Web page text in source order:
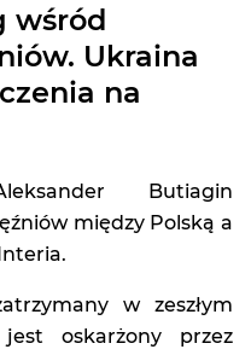
wśród
Ukraina
na
Butiagin
między Polską a
w zeszłym
oskarżony przez